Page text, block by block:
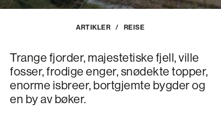
ARTIKLER / REISE
Trange fjorder, majestetiske fjell, ville
fosser, frodige enger, snødekte topper,
enorme isbreer, bortgjemte bygder og
en by av bøker.